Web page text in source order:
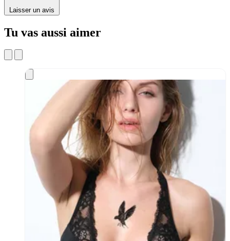
Laisser un avis
Tu vas aussi aimer